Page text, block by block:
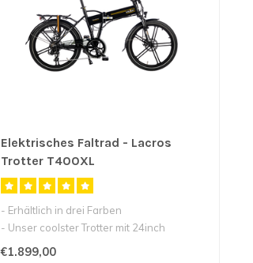
Elektrisches Faltrad - Lacros
Trotter T400XL
- Erhältlich in drei Farben
- Unser coolster Trotter mit 24inch
Magnesium Ster..
€1.899,00